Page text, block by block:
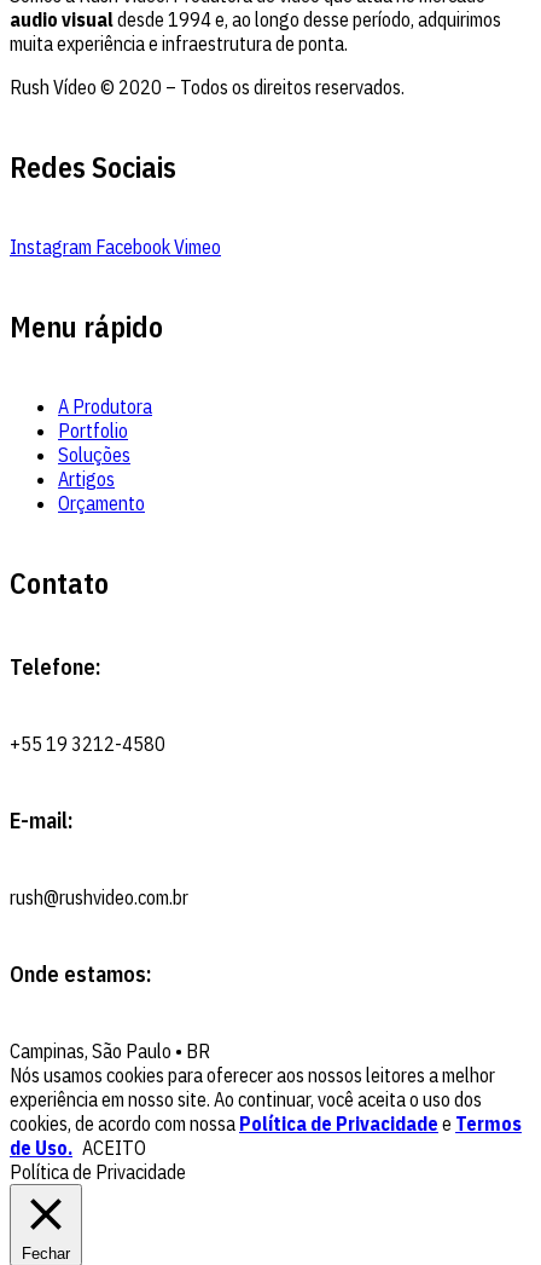
audio visualdesde 1994 e, ao longo desse período, adquirimos
muita experiência e infraestrutura de ponta.
Rush Vídeo © 2020 – Todos os direitos reservados.
Redes Sociais
Instagram FacebookVimeo
Menu rápido
A Produtora
Portfolio
Soluções
Artigos
Orçamento
Contato
Telefone:
+55 19 3212-4580
E-mail:
rush@rushvideo.com.br
Onde estamos:
Campinas, São Paulo • BR
Nós usamos cookies para oferecer aos nossos leitores a melhor
experiência em nosso site. Ao continuar, você aceita o uso dos
cookies, de acordo com nossa Política de Privacidade e Termos
de Uso. ACEITO
Política de Privacidade
Fechar